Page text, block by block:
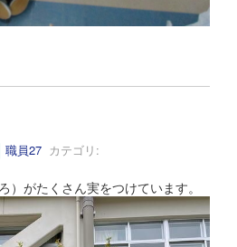
職員27 カテゴリ:
）がたくさん実をつけています。